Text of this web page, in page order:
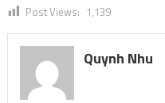
Post Views: 1,139
Quynh Nhu